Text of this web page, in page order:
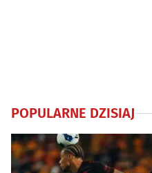
POPULARNE DZISIAJ